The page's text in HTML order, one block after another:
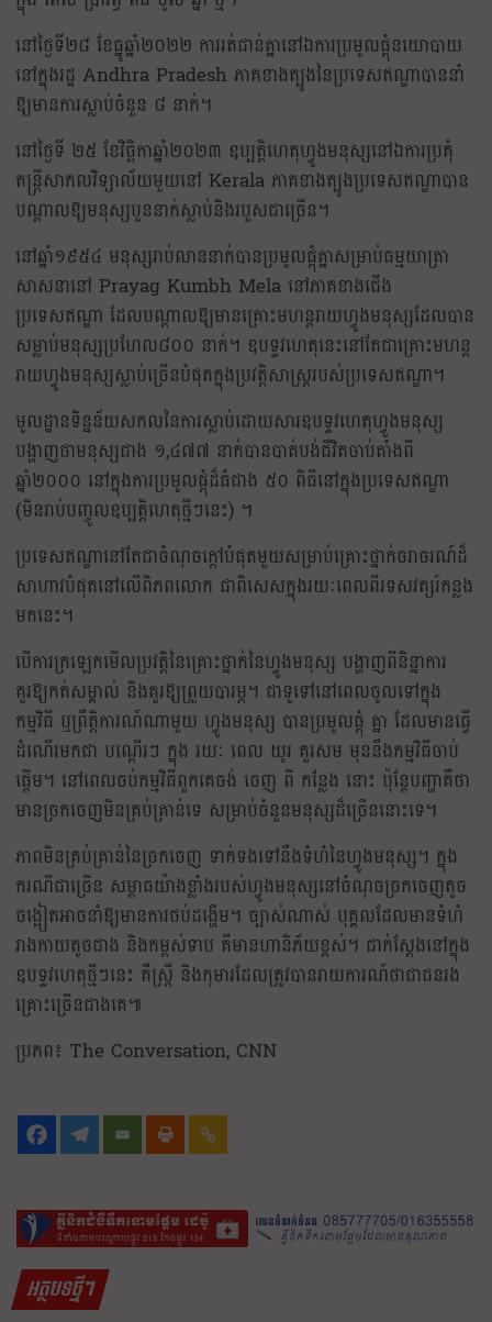
នៅថ្ងៃទី២៨ ខែធ្នូឆ្នាំ២០២២ ការរត់ជាន់គ្នានៅឯការប្រមូលផ្តុំនយោបាយ
នៅក្នុងរដ្ឋ Andhra Pradesh ភាគខាងត្បូងនៃប្រទេសឥណ្ឌាបាននាំ
ឱ្យមានការស្លាប់ចំនួន ៨ នាក់។
នៅថ្ងៃទី ២៥ ខែវិច្ឆិកាឆ្នាំ២០២៣ ឧប្បត្តិហេតុហ្វូងមនុស្សនៅឯការប្រគុំ
តន្ត្រីសាកលវិទ្យាល័យមួយនៅ Kerala ភាគខាងត្បូងប្រទេសឥណ្ឌាបាន
បណ្តាលឱ្យមនុស្សបួននាក់ស្លាប់និងរបួសជាច្រើន។
នៅឆ្នាំ១៩៥៤ មនុស្សរាប់លាននាក់បានប្រមូលផ្តុំគ្នាសម្រាប់ធម្មយាត្រា
សាសនានៅ Prayag Kumbh Mela នៅភាគខាងជើង
ប្រទេសឥណ្ឌា ដែលបណ្តាលឱ្យមានគ្រោះមហន្តរាយហ្វូងមនុស្សដែលបាន
សម្លាប់មនុស្សប្រហែល៨០០ នាក់។ ឧបទ្ទវហេតុនេះនៅតែជាគ្រោះមហន្ត
រាយហ្វូងមនុស្សស្លាប់ច្រើនបំផុតក្នុងប្រវត្តិសាស្រ្តរបស់ប្រទេសឥណ្ឌា។
មូលដ្ឋានទិន្នន័យសកលនៃការស្លាប់ដោយសារឧបទ្ទវហេតុហ្វូងមនុស្ស
បង្ហាញថាមនុស្សជាង ១,៤៧៧ នាក់បានបាត់បង់ជីវិតចាប់តាំងពី
ឆ្នាំ២០០០ នៅក្នុងការប្រមូលផ្តុំដ៏ធំជាង ៥០ ពិធីនៅក្នុងប្រទេសឥណ្ឌា
(មិនរាប់បញ្ចូលឧប្បត្តិហេតុថ្មីៗនេះ) ។
ប្រទេសឥណ្ឌានៅតែជាចំណុចក្តៅបំផុតមួយសម្រាប់គ្រោះថ្នាក់ចរាចរណ៍ដ៏
សាហាវបំផុតនៅលើពិភពលោក ជាពិសេសក្នុងរយៈពេលពីរទសវត្សរ៍កន្លង
មកនេះ។
បើការក្រឡេកមើលប្រវត្តិនៃគ្រោះថ្នាក់នៃហ្វូងមនុស្ស បង្ហាញពីនិន្នាការ
គួរឱ្យកត់សម្គាល់ និងគួរឱ្យព្រួយបារម្ភ។ ជាទូទៅនៅពេលចូលទៅក្នុង
កម្មវិធី ឬព្រឹត្តិការណ៍ណាមួយ ហ្វូងមនុស្ស បានប្រមូលផ្តុំ គ្នា ដែលមានធ្វើ
ដំណើរមកជា បណ្តើរៗ ក្នុង រយៈ ពេល យូរ គួរសម មុននឹងកម្មវិធីចាប់
ផ្ដើម។ នៅពេលចប់កម្មវិធីពួកគេចង់ ចេញ ពី កន្លែង នោះ ប៉ុន្តែបញ្ហាគឺថា
មានច្រកចេញមិនគ្រប់គ្រាន់ទេ សម្រាប់ចំនួនមនុស្សដ៏ច្រើននោះទេ។
ភាពមិនគ្រប់គ្រាន់នៃច្រកចេញ ទាក់ទងទៅនឹងទំហំនៃហ្វូងមនុស្ស។ ក្នុង
ករណីជាច្រើន សម្ពាធយ៉ាងខ្លាំងរបស់ហ្វូងមនុស្សនៅចំណុចច្រកចេញតូច
ចង្អៀតអាចនាំឱ្យមានការថប់ដង្ហើម។ ច្បាស់ណាស់ បុគ្គលដែលមានទំហំ
រាងកាយតូចជាង និងកម្ពស់ទាប គឺមានហានិភ័យខ្ពស់។ ជាក់ស្តែងនៅក្នុង
ឧបទ្ទវហេតុថ្មីៗនេះ គឺស្ត្រី និងកុមារដែលត្រូវបានរាយការណ៍ថាជាជនរង
គ្រោះច្រើនជាងគេ៕
ប្រភព៖ The Conversation, CNN
អត្ថបទថ្មីៗ